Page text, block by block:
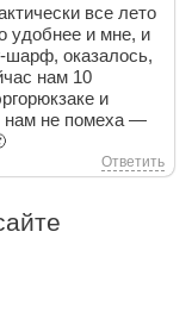
все лето
удобнее и мне, и
шарф, оказалось,
нам 10
и
нам не помеха —
Ответить